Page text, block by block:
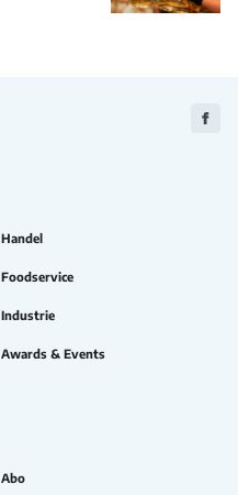
Zu
Handel
Foodservice
Industrie
Awards & Events
Abo